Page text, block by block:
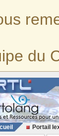
du
Portail